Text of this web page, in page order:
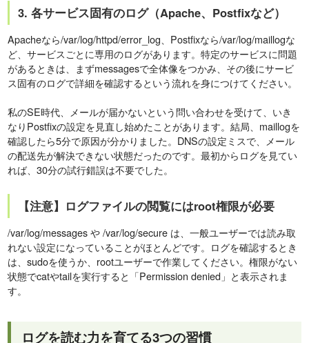
3. 各サービス固有のログ（Apache、Postfixなど）
Apacheなら/var/log/httpd/error_log、Postfixなら/var/log/maillogな
ど、サービスごとに専用のログがあります。特定のサービスに問題
があるときは、まずmessagesで全体像をつかみ、その後にサービ
ス固有のログで詳細を確認するという流れを身につけてください。
私のSE時代、メールが届かないという問い合わせを受けて、いき
なりPostfixの設定を見直し始めたことがあります。結局、maillogを
確認したら5分で原因が分かりました。DNSの設定ミスで、メール
の配送先が解決できない状態だったのです。最初からログを見てい
れば、30分の試行錯誤は不要でした。
【注意】ログファイルの閲覧にはroot権限が必要
/var/log/messages や /var/log/secure は、一般ユーザーでは読み取
れない設定になっていることがほとんどです。ログを確認するとき
は、sudoを使うか、rootユーザーで作業してください。権限がない
状態でcatやtailを実行すると「Permission denied」と表示されま
す。
ログを読む力を育てる3つの習慣